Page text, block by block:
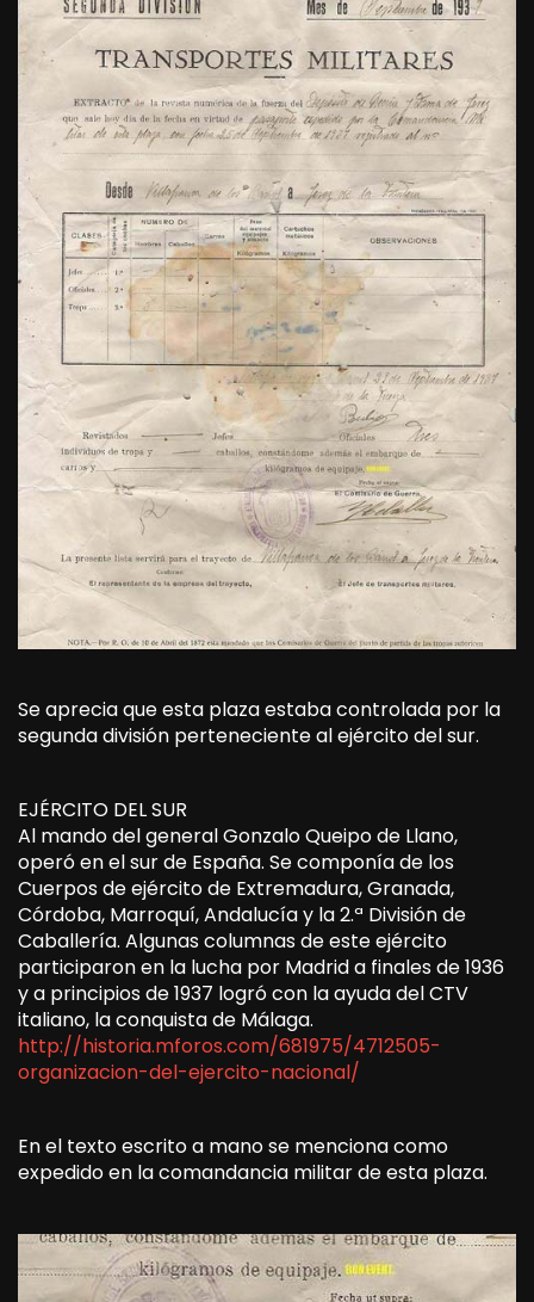
Se aprecia que esta plaza estaba controlada por la
segunda división perteneciente al ejército del sur.
EJÉRCITO DEL SUR
Al mando del general Gonzalo Queipo de Llano,
operó en el sur de España. Se componía de los
Cuerpos de ejército de Extremadura, Granada,
Córdoba, Marroquí, Andalucía y la 2.ª División de
Caballería. Algunas columnas de este ejército
participaron en la lucha por Madrid a finales de 1936
y a principios de 1937 logró con la ayuda del CTV
italiano, la conquista de Málaga.
http://historia.mforos.com/681975/4712505-
organizacion-del-ejercito-nacional/
En el texto escrito a mano se menciona como
expedido en la comandancia militar de esta plaza.